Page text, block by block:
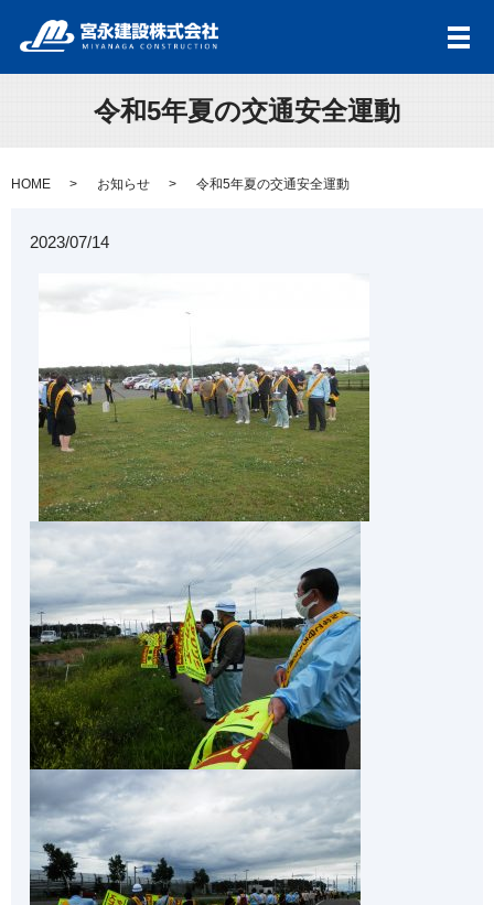
メ
令和5年夏の交通安全運動
HOME お知らせ 令和5年夏の交通安全運動
2023/07/14